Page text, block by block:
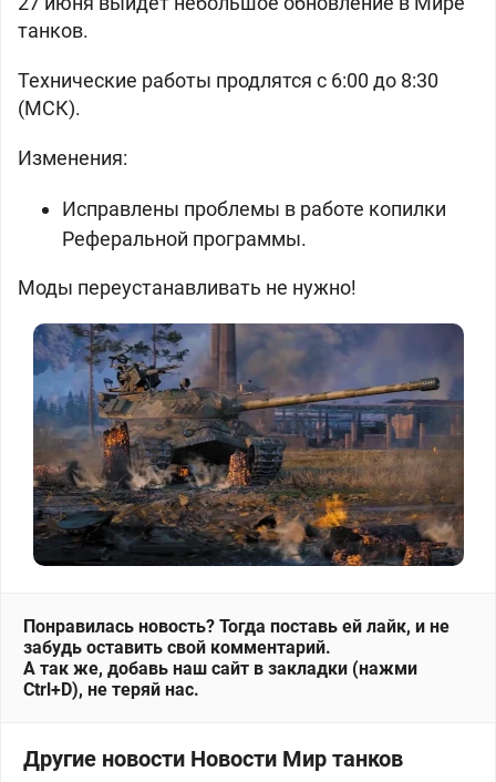
танков.
Технические работы продлятся с 6:00 до 8:30
(МСК).
Изменения:
Исправлены проблемы в работе копилки
Реферальной программы.
Моды переустанавливать не нужно!
Понравилась новость? Тогда поставь ей лайк, и не
забудь оставить свой комментарий.
А так же, добавь наш сайт в закладки (нажми
Ctrl+D), не теряй нас.
Другие новости Новости Мир танков